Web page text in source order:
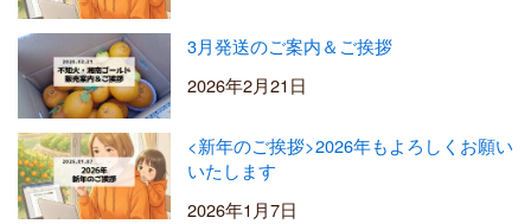
3月発送のご案内＆ご挨拶
2026年2月21日
<新年のご挨拶>2026年もよろしくお願い
いたします
2026年1月7日